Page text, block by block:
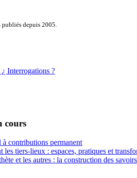
depuis 2005.
Interrogations ?
cours
contributions permanent
tiers-lieux : espaces, pratiques et
et les autres : la construction des